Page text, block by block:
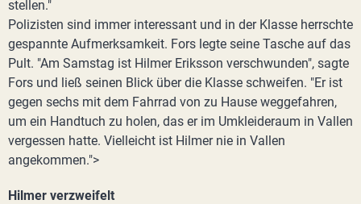
stellen."
Polizisten sind immer interessant und in der Klasse herrschte
gespannte Aufmerksamkeit. Fors legte seine Tasche auf das
Pult. "Am Samstag ist Hilmer Eriksson verschwunden", sagte
Fors und ließ seinen Blick über die Klasse schweifen. "Er ist
gegen sechs mit dem Fahrrad von zu Hause weggefahren,
um ein Handtuch zu holen, das er im Umkleideraum in Vallen
vergessen hatte. Vielleicht ist Hilmer nie in Vallen
angekommen.">
Hilmer verzweifelt